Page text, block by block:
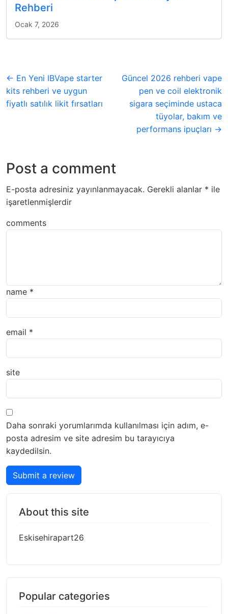
Rehberi
Ocak 7, 2026
← En Yeni IBVape starter
kits rehberi ve uygun
fiyatlı satılık likit fırsatları
Güncel 2026 rehberi vape
pen ve coil elektronik
sigara seçiminde ustaca
tüyolar, bakım ve
performans ipuçları →
Post a comment
E-posta adresiniz yayınlanmayacak. Gerekli alanlar * ile
işaretlenmişlerdir
comments
name *
email *
site
Daha sonraki yorumlarımda kullanılması için adım, e-
posta adresim ve site adresim bu tarayıcıya
kaydedilsin.
Submit a review
About this site
Eskisehirapart26
Popular categories